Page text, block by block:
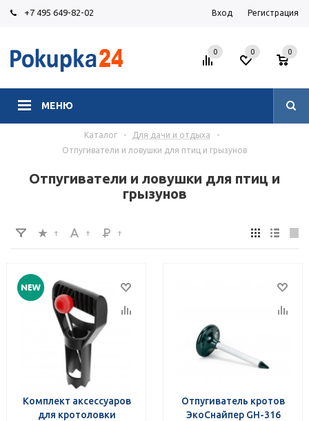
+7 495 649-82-02 Вход Регистрация
МЕНЮ
0 0
0
Каталог - Для дачи и отдыха
-
Отпугиватели и ловушки для птиц и грызунов
Отпугиватели и ловушки для птиц и
грызунов
Комплект аксессуаров
для кротоловки
Отпугиватель кротов
ЭкоСнайпер GH-316